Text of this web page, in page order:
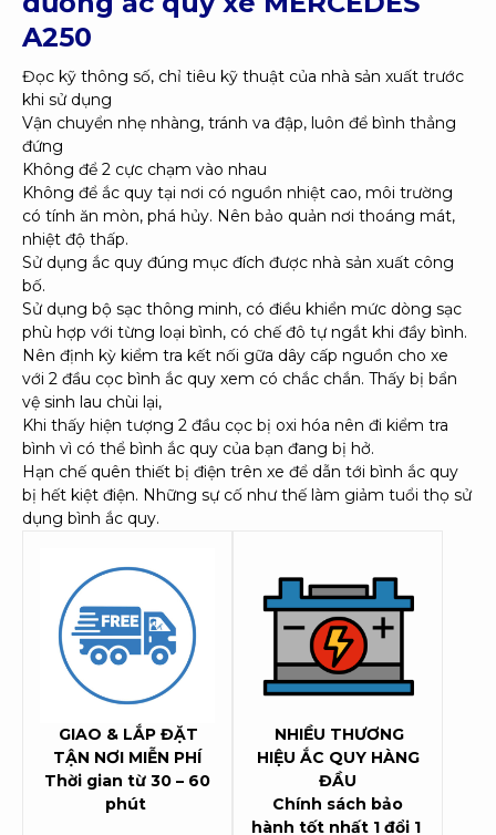
A250
Đọc kỹ thông số, chỉ tiêu kỹ thuật của nhà sản xuất trước
khi sử dụng
Vận chuyển nhẹ nhàng, tránh va đập, luôn để bình thẳng
đứng
Không để 2 cực chạm vào nhau
Không để ắc quy tại nơi có nguồn nhiệt cao, môi trường
có tính ăn mòn, phá hủy. Nên bảo quản nơi thoáng mát,
nhiệt độ thấp.
Sử dụng ắc quy đúng mục đích được nhà sản xuất công
bố.
Sử dụng bộ sạc thông minh, có điều khiển mức dòng sạc
phù hợp với từng loại bình, có chế đô tự ngắt khi đầy bình.
Nên định kỳ kiểm tra kết nối gữa dây cấp nguồn cho xe
với 2 đầu cọc bình ắc quy xem có chắc chắn. Thấy bị bẩn
vệ sinh lau chùi lại,
Khi thấy hiện tượng 2 đầu cọc bị oxi hóa nên đi kiểm tra
bình vì có thể bình ắc quy của bạn đang bị hở.
Hạn chế quên thiết bị điện trên xe để dẫn tới bình ắc quy
bị hết kiệt điện. Những sự cố như thế làm giảm tuổi thọ sử
dụng bình ắc quy.
GIAO & LẮP ĐẶT
TẬN NƠI MIỄN PHÍ
Thời gian từ 30 – 60
phút
NHIỀU THƯƠNG
HIỆU ẮC QUY HÀNG
ĐẦU
Chính sách bảo
hành tốt nhất 1 đổi 1